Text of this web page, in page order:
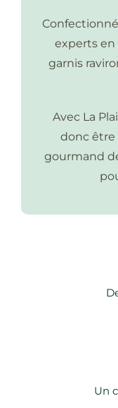
experts en
garnis
Avec La
donc être
gourmand
Un